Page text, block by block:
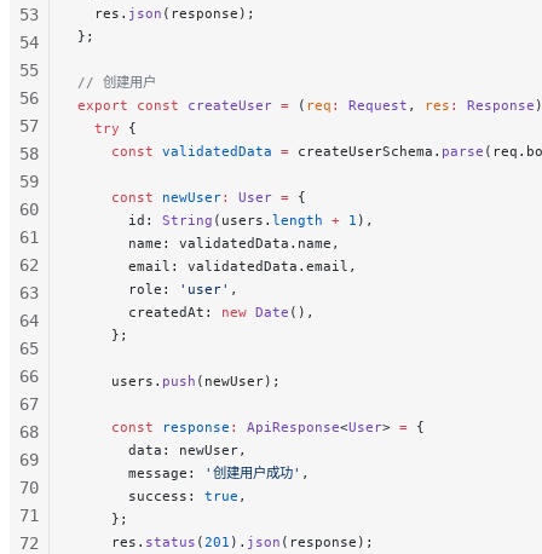
  res.
json (response);
};
// 创建用户
export const createUser = ( req : Request , res : Response
  try
{
    const
validatedData = createUserSchema. parse
    const
newUser: User = {
      id:
String (users. length + 1 ),
      name: validatedData.name,
      email: validatedData.email,
      role:
'user' ,
      createdAt:
new Date (),
    };
    users.
push (newUser);
    const
response : ApiResponse<User> = {
      data: newUser,
      message:
'创建用户成功' ,
      success:
true ,
    };
    res.
status (201 ). json (response);
53
54
55
56
57
58
59
60
61
62
63
64
65
66
67
68
69
70
71
72